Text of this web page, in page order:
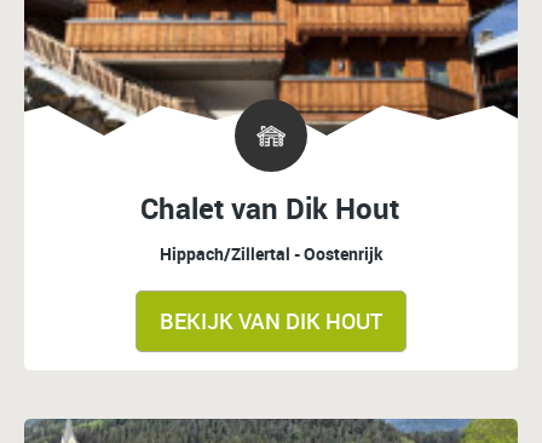
Chalet van Dik Hout
Hippach/Zillertal - Oostenrijk
BEKIJK VAN DIK HOUT